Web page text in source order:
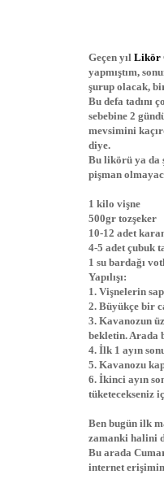
Geçen yıl Likör
yapmıştım,
şurup olacak,
Bu defa tadını
sebebine 2
mevsimini
diye.
Bu likörü ya da
pişman
1 kilo vişne
500gr tozşeker
10-12 adet
4-5 adet çubuk
1 su bardağı
Yapılışı:
1. Vişnelerin
2. Büyükçe bir
3. Kavanozun
bekletin. Arada
4. İlk 1 ayın
5. Kavanozu
6. İkinci ayın
tüketecekseniz
Ben bugün ilk
zamanki halini
Bu arada
internet